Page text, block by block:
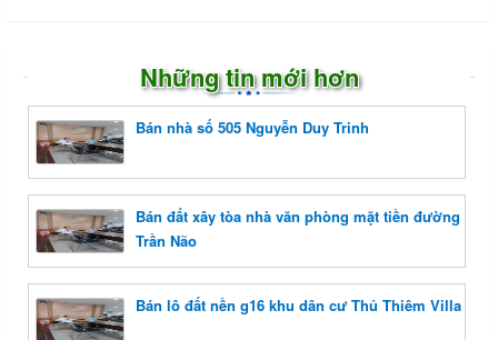
Những tin mới hơn
Bán nhà số 505 Nguyễn Duy Trinh
Bán đất xây tòa nhà văn phòng mặt tiền đường
Trần Não
Bán lô đất nền g16 khu dân cư Thủ Thiêm Villa